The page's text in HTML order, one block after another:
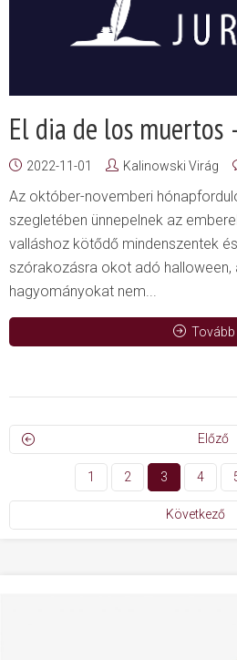
El dia de los muertos
2022-11-01 Kalinowski Virág
Az október-novemberi
szegletében ünnepelnek az
valláshoz kötődő mindenszentek
szórakozásra okot adó halloween,
hagyományokat nem...
Tovább
Előző
1 2 3 4
Következő